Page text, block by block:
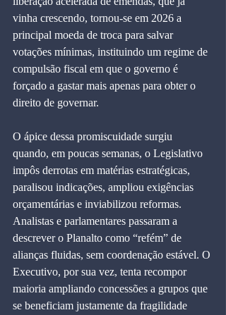
vinha crescendo, tornou-se em 2026 a
principal moeda de troca para salvar
votações mínimas, instituindo um regime de
compulsão fiscal em que o governo é
forçado a gastar mais apenas para obter o
direito de governar.
O ápice dessa promiscuidade surgiu
quando, em poucas semanas, o Legislativo
impôs derrotas em matérias estratégicas,
paralisou indicações, ampliou exigências
orçamentárias e inviabilizou reformas.
Analistas e parlamentares passaram a
descrever o Planalto como “refém” de
alianças fluidas, sem coordenação estável. O
Executivo, por sua vez, tenta recompor
maioria ampliando concessões a grupos que
se beneficiam justamente da fragilidade